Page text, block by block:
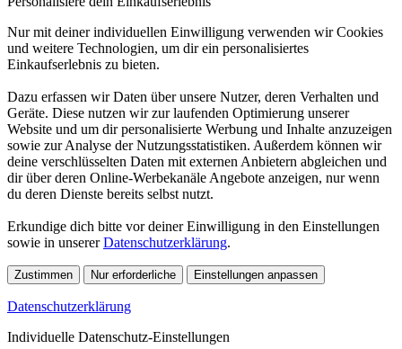
Nur mit deiner individuellen Einwilligung verwenden wir Cookies
und weitere Technologien, um dir ein personalisiertes
Einkaufserlebnis zu bieten.
Dazu erfassen wir Daten über unsere Nutzer, deren Verhalten und
Geräte. Diese nutzen wir zur laufenden Optimierung unserer
Website und um dir personalisierte Werbung und Inhalte anzuzeigen
sowie zur Analyse der Nutzungsstatistiken. Außerdem können wir
deine verschlüsselten Daten mit externen Anbietern abgleichen und
dir über deren Online-Werbekanäle Angebote anzeigen, nur wenn
du deren Dienste bereits selbst nutzt.
Erkundige dich bitte vor deiner Einwilligung in den Einstellungen
sowie in unsererDatenschutzerklärung.
Zustimmen Nur erforderliche Einstellungen anpassen
Datenschutzerklärung
Individuelle Datenschutz-Einstellungen